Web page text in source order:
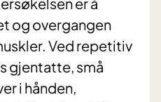
og overgangen
Ved repetitiv
gjentatte, små
i hånden,